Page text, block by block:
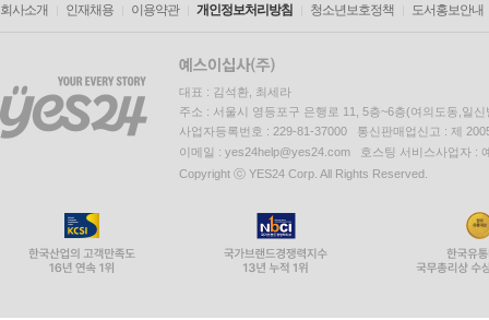
회사소개 인재채용 이용약관 개인정보처리방침 청소년보호정책 도서홍보안내
대표 : 김석환, 최세라
주소 : 서울시 영등포구 은행로 11, 5층~6층(여의도동,일신
사업자등록번호 : 229-81-37000 통신판매업신고 : 제
이메일 : yes24help@yes24.com 호스팅 서비스사업자 :
Copyright ⓒ YES24 Corp. All Rights Reserved.